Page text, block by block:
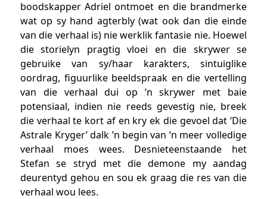
boodskapper Adriel ontmoet en die brandmerke
wat op sy hand agterbly (wat ook dan die einde
van die verhaal is) nie werklik fantasie nie. Hoewel
die storielyn pragtig vloei en die skrywer se
gebruike van sy/haar karakters, sintuiglike
oordrag, figuurlike beeldspraak en die vertelling
van die verhaal dui op ’n skrywer met baie
potensiaal, indien nie reeds gevestig nie, breek
die verhaal te kort af en kry ek die gevoel dat ‘Die
Astrale Kryger’ dalk ’n begin van ’n meer volledige
verhaal moes wees.
Desnieteenstaande het
Stefan se stryd met die demone my aandag
deurentyd gehou en sou ek graag die res van die
verhaal wou lees.